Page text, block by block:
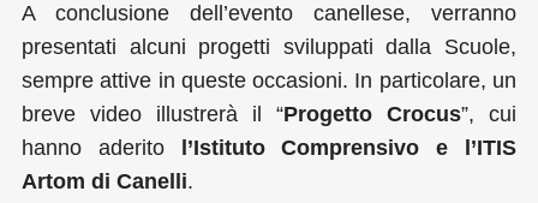
A conclusione dell’evento canellese, verranno
presentati alcuni progetti sviluppati dalla Scuole,
sempre attive in queste occasioni. In particolare, un
breve video illustrerà il “Progetto Crocus”, cui
hanno aderito
l’Istituto Comprensivo e l’ITIS
Artom di Canelli.